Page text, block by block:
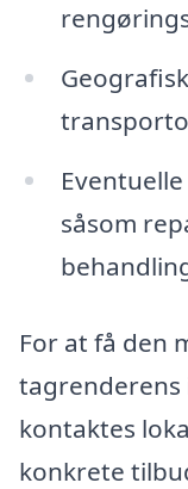
såsom
For at få den
tagrenderens
kontaktes
konkrete